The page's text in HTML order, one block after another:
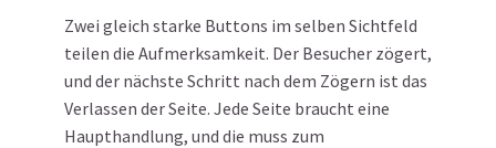
Zwei gleich starke Buttons im selben Sichtfeld
teilen die Aufmerksamkeit. Der Besucher zögert,
und der nächste Schritt nach dem Zögern ist das
Verlassen der Seite. Jede Seite braucht eine
Haupthandlung, und die muss zum